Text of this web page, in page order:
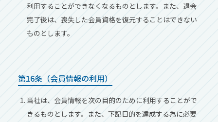
利⽤することができなくなるものとします。また、退会
完了後は、喪失した会員資格を復元することはできない
ものとします。
第16条（会員情報の利⽤）
当社は、会員情報を次の⽬的のために利⽤することがで
きるものとします。また、下記⽬的を達成する為に必要